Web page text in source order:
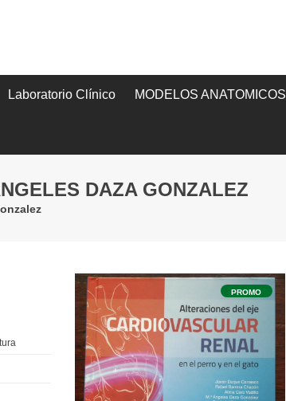
Laboratorio Clínico MODELOS ANATOMICOS
DAZA GONZALEZ
PROMO